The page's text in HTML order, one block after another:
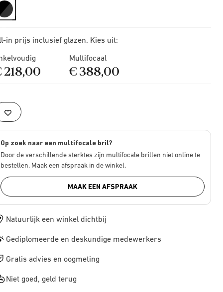
selected
in prijs inclusief glazen. Kies uit:
218,00
Multifocaal
€ 388,00
Op zoek naar een multifocale bril?
Door de verschillende sterktes zijn multifocale brillen niet online te
bestellen. Maak een afspraak in de winkel.
MAAK EEN AFSPRAAK
Natuurlijk een winkel dichtbij
Gediplomeerde en deskundige medewerkers
Gratis advies en oogmeting
Niet goed, geld terug